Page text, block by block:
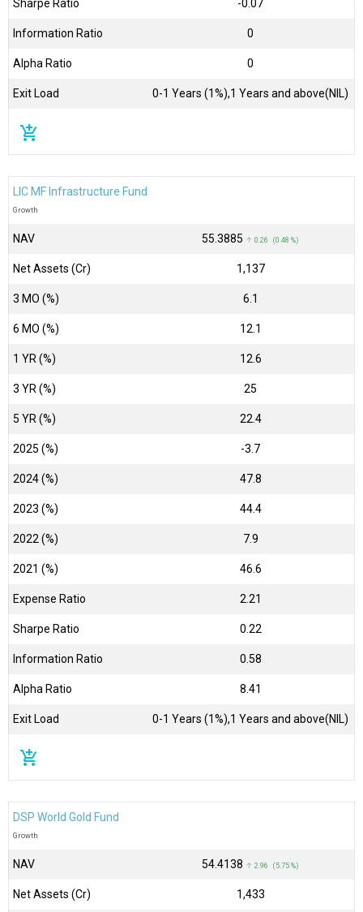
Sharpe Ratio -0.07
Information Ratio 0
Alpha Ratio 0
Exit Load 0-1 Years (1%),1 Years and above(NIL)
add_shopping_cart
LIC MF Infrastructure Fund
Growth
NAV ₹55.3885 ↑ 0.26 (0.48 %)
Net Assets (Cr) ₹1,137
3 MO (%) 6.1
6 MO (%) 12.1
1 YR (%) 12.6
3 YR (%) 25
5 YR (%) 22.4
2025 (%) -3.7
2024 (%) 47.8
2023 (%) 44.4
2022 (%) 7.9
2021 (%) 46.6
Expense Ratio 2.21
Sharpe Ratio 0.22
Information Ratio 0.58
Alpha Ratio 8.41
Exit Load 0-1 Years (1%),1 Years and above(NIL)
add_shopping_cart
DSP World Gold Fund
Growth
NAV ₹54.4138 ↑ 2.96 (5.75 %)
Net Assets (Cr) ₹1,433